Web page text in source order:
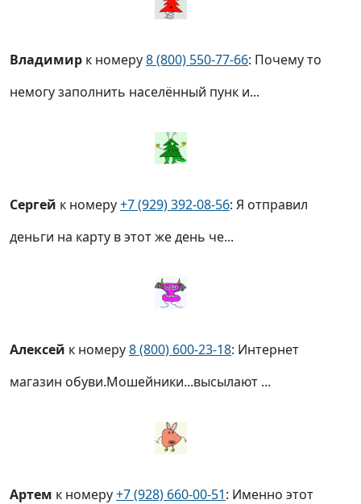
Владимир к номеру8 (800) 550-77-66: Почему то
немогу заполнить населённый пунк и...
Сергей к номеру+7 (929) 392-08-56: Я отправил
деньги на карту в этот же день че...
Алексей к номеру8 (800) 600-23-18: Интернет
магазин обуви.Мошейники...высылают ...
Артем к номеру+7 (928) 660-00-51: Именно этот